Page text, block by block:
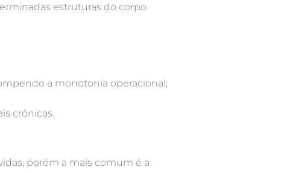
estruturas do corpo
a monotonia operacional;
crônicas.
porém a mais comum é a